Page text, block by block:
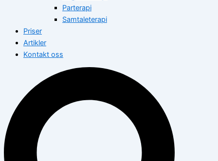
Parterapi
Samtaleterapi
Priser
Artikler
Kontakt oss